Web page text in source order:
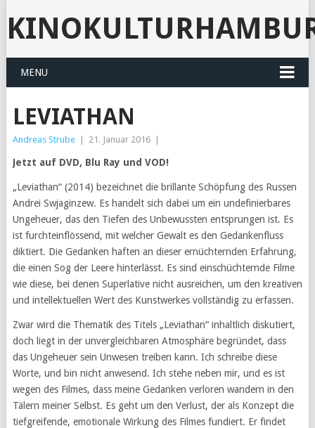
MENU
LEVIATHAN
Andreas Strube 21. Januar 2016
Jetzt auf DVD, Blu Ray und VOD!
„Leviathan“ (2014) bezeichnet die brillante Schöpfung des Russen
Andrei Swjaginzew. Es handelt sich dabei um ein undefinierbares
Ungeheuer, das den Tiefen des Unbewussten entsprungen ist. Es
ist furchteinflössend, mit welcher Gewalt es den Gedankenfluss
diktiert. Die Gedanken haften an dieser ernüchternden Erfahrung,
die einen Sog der Leere hinterlässt. Es sind einschüchternde Filme
wie diese, bei denen Superlative nicht ausreichen, um den kreativen
und intellektuellen Wert des Kunstwerkes vollständig zu erfassen.
Zwar wird die Thematik des Titels „Leviathan“ inhaltlich diskutiert,
doch liegt in der unvergleichbaren Atmosphäre begründet, dass
das Ungeheuer sein Unwesen treiben kann. Ich schreibe diese
Worte, und bin nicht anwesend. Ich stehe neben mir, und es ist
wegen des Filmes, dass meine Gedanken verloren wandern in den
Tälern meiner Selbst. Es geht um den Verlust, der als Konzept die
tiefgreifende, emotionale Wirkung des Filmes fundiert. Er findet